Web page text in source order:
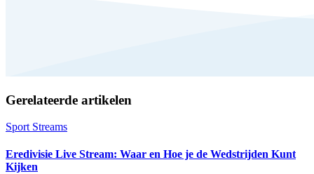
Gerelateerde artikelen
Sport Streams
Eredivisie Live Stream: Waar en Hoe je de Wedstrijden Kunt
Kijken